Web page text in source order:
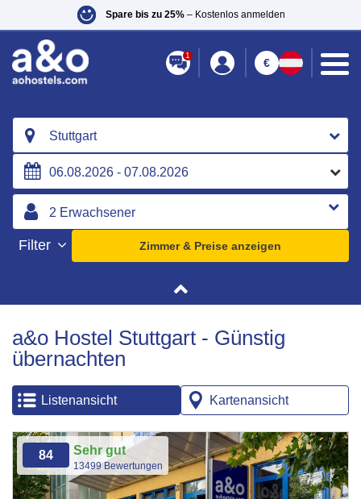
Spare bis zu 25%– Kostenlos anmelden
1
€
Stuttgart
Filter Zimmer & Preise anzeigen
a&o Hostel Stuttgart - Günstig
übernachten
Listenansicht Kartenansicht
84 Sehr gut
13499 Bewertungen